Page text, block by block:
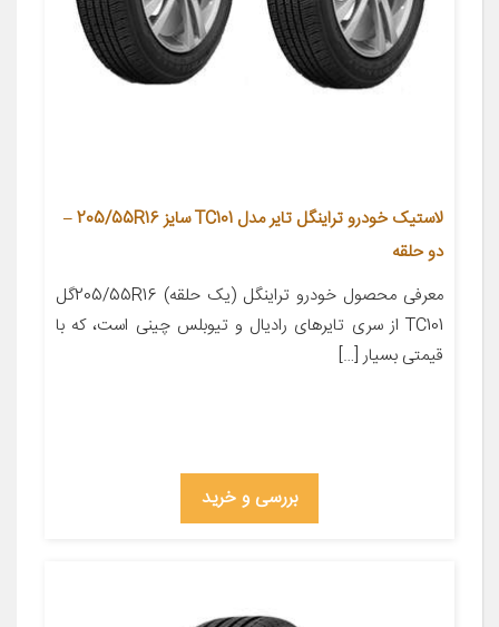
لاستیک خودرو تراینگل تایر مدل TC101 سایز 205/55R16 –
دو حلقه
معرفی محصول خودرو تراینگل (یک حلقه) 205/55R16گل
TC101 از سری تایرهای رادیال و تیوبلس چینی است، که با
قیمتی بسیار […]
بررسی و خرید